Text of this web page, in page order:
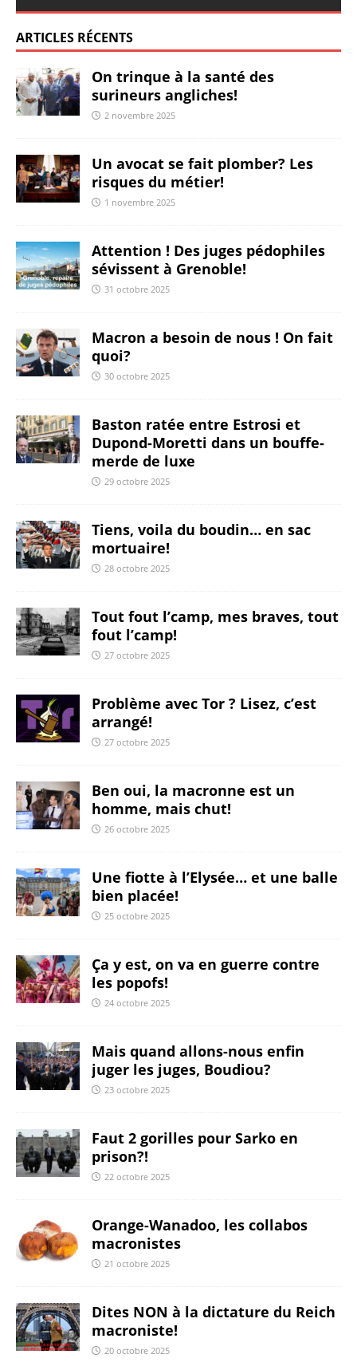
ARTICLES RÉCENTS
On trinque à la santé des
surineurs angliches!
2 novembre 2025
Un avocat se fait plomber? Les
risques du métier!
1 novembre 2025
Attention ! Des juges pédophiles
sévissent à Grenoble!
31 octobre 2025
Macron a besoin de nous ! On fait
quoi?
30 octobre 2025
Baston ratée entre Estrosi et
Dupond-Moretti dans un bouffe-
merde de luxe
29 octobre 2025
Tiens, voila du boudin… en sac
mortuaire!
28 octobre 2025
Tout fout l’camp, mes braves, tout
fout l’camp!
27 octobre 2025
Problème avec Tor ? Lisez, c’est
arrangé!
27 octobre 2025
Ben oui, la macronne est un
homme, mais chut!
26 octobre 2025
Une fiotte à l’Elysée… et une balle
bien placée!
25 octobre 2025
Ça y est, on va en guerre contre
les popofs!
24 octobre 2025
Mais quand allons-nous enfin
juger les juges, Boudiou?
23 octobre 2025
Faut 2 gorilles pour Sarko en
prison?!
22 octobre 2025
Orange-Wanadoo, les collabos
macronistes
21 octobre 2025
Dites NON à la dictature du Reich
macroniste!
20 octobre 2025